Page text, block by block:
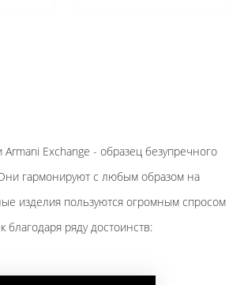
Exchange - образец безупречного
гармонируют с любым образом на
изделия пользуются огромным спросом
благодаря ряду достоинств: